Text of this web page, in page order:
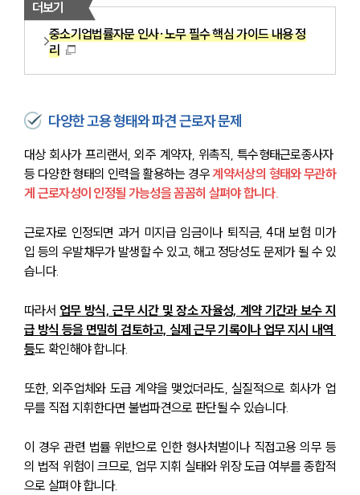
더보기
중소기업법률자문 인사·노무 필수 핵심 가이드 내용 정
리
다양한 고용 형태와 파견 근로자 문제
대상 회사가 프리랜서, 외주 계약자, 위촉직, 특수형태근로종사자
등 다양한 형태의 인력을 활용하는 경우 계약서상의 형태와 무관하
게 근로자성이 인정될 가능성을 꼼꼼히 살펴야 합니다.
근로자로 인정되면 과거 미지급 임금이나 퇴직금, 4대 보험 미가
입 등의 우발채무가 발생할 수 있고, 해고 정당성도 문제가 될 수 있
습니다.
따라서 업무 방식, 근무 시간 및 장소 자율성, 계약 기간과 보수 지
급 방식 등을 면밀히 검토하고, 실제 근무 기록이나 업무 지시 내역
등도 확인해야 합니다.
또한, 외주업체와 도급 계약을 맺었더라도, 실질적으로 회사가 업
무를 직접 지휘한다면 불법파견으로 판단될 수 있습니다.
이 경우 관련 법률 위반으로 인한 형사처벌이나 직접고용 의무 등
의 법적 위험이 크므로, 업무 지휘 실태와 위장 도급 여부를 종합적
으로 살펴야 합니다.